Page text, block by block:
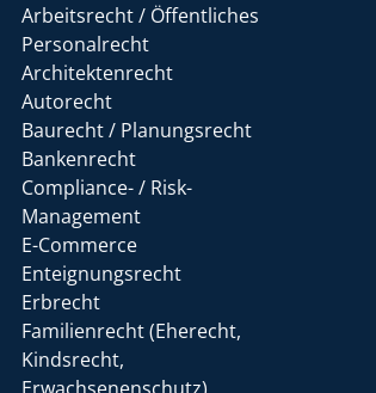
Arbeitsrecht / Öffentliches
Personalrecht
Architektenrecht
Autorecht
Baurecht / Planungsrecht
Bankenrecht
Compliance- / Risk-
Management
E-Commerce
Enteignungsrecht
Erbrecht
Familienrecht (Eherecht,
Kindsrecht,